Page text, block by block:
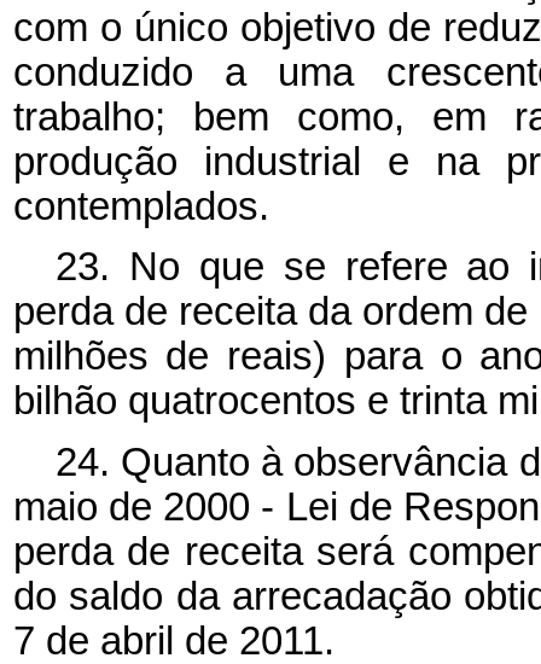
com o único objetivo de
conduzido a uma
trabalho; bem como, em
produção industrial e na
contemplados.
23. No que se refere ao
perda de receita da ordem
milhões de reais) para o
bilhão quatrocentos e trinta
24. Quanto à observância
maio de 2000 - Lei de
perda de receita será
do saldo da arrecadação
7 de abril de 2011.